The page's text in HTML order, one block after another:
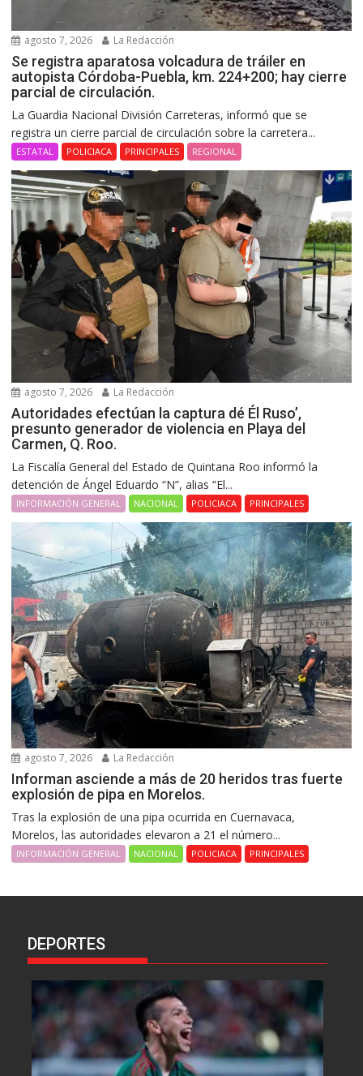
agosto 7, 2026 La Redacción
Se registra aparatosa volcadura de tráiler en
autopista Córdoba-Puebla, km. 224+200; hay cierre
parcial de circulación.
La Guardia Nacional División Carreteras, informó que se
registra un cierre parcial de circulación sobre la carretera...
ESTATAL POLICIACA PRINCIPALES REGIONAL
agosto 7, 2026 La Redacción
Autoridades efectúan la captura dé Él Ruso’,
presunto generador de violencia en Playa del
Carmen, Q. Roo.
La Fiscalía General del Estado de Quintana Roo informó la
detención de Ángel Eduardo “N”, alias “El...
INFORMACIÓN GENERAL NACIONAL POLICIACA PRINCIPALES
agosto 7, 2026 La Redacción
Informan asciende a más de 20 heridos tras fuerte
explosión de pipa en Morelos.
Tras la explosión de una pipa ocurrida en Cuernavaca,
Morelos, las autoridades elevaron a 21 el número...
INFORMACIÓN GENERAL NACIONAL POLICIACA PRINCIPALES
DEPORTES